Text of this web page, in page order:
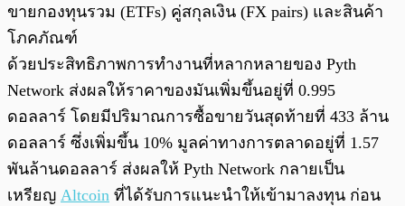
ขายกองทุนรวม (ETFs) คู่สกุลเงิน (FX pairs) และสินค้า
โภคภัณฑ์
ด้วยประสิทธิภาพการทำงานที่หลากหลายของ Pyth
Network ส่งผลให้ราคาของมันเพิ่มขึ้นอยู่ที่ 0.995
ดอลลาร์ โดยมีปริมาณการซื้อขายวันสุดท้ายที่ 433 ล้าน
ดอลลาร์ ซึ่งเพิ่มขึ้น 10% มูลค่าทางการตลาดอยู่ที่ 1.57
พันล้านดอลลาร์ ส่งผลให้ Pyth Network กลายเป็น
เหรียญ Altcoin ที่ได้รับการแนะนำให้เข้ามาลงทุน ก่อน